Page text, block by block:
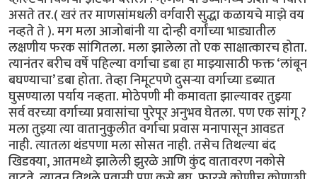
असते तर.( खरं तर माणसांमधली वर्गवारी सुद्धा कळायचे माझे वय
नव्हते ते ). मग मला आजोबांनी या दोन्ही वर्गांच्या भाड्यातील
लक्षणीय फरक सांगितला. मला झालेला तो एक साक्षात्कारच होता.
त्यानंतर बरीच वर्षे पहिल्या वर्गाचा डबा हा माझ्यासाठी फक्त ‘लांबून
बघण्याचा’ डबा होता. तेव्हा निमूटपणे दुसऱ्या वर्गाच्या डब्यात
घुसण्याला पर्याय नव्हता. मोठेपणी मी कमावता झाल्यावर तुझ्या
सर्व वरच्या वर्गाच्या प्रवासांचा पुरेपूर अनुभव घेतला. पण एक सांगू ?
मला तुझ्या त्या वातानुकुलीत वर्गाचा प्रवास मनापासून आवडत
नाही. त्यातला थंडपणा मला सोसत नाही. तसेच तिथल्या बंद
खिडक्या, आतमध्ये झालेली झुरळे आणि कुंद वातावरण नकोसे